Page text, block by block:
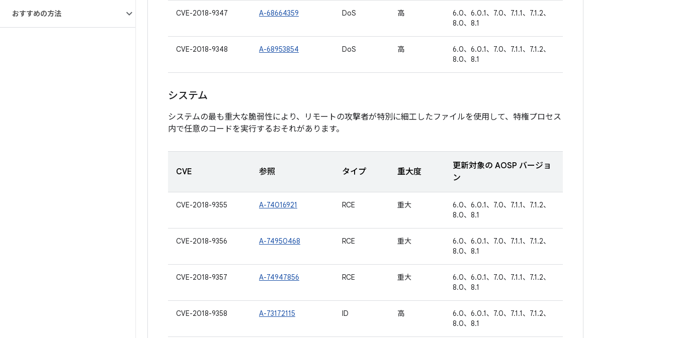
おすすめの方法 CVE-2018-9347 A-68664359 DoS 高
6.0、6.0.1、7.0、7.1.1、7.1.2、
8.0、8.1
CVE-2018-9348 A-68953854 DoS 高
6.0、6.0.1、7.0、7.1.1、7.1.2、
8.0、8.1
システム
システムの最も重大な脆弱性により、リモートの攻撃者が特別に細工したファイルを使用して、特権プロセス
内で任意のコードを実行するおそれがあります。
CVE 参照 タイプ 重大度
更新対象の AOSP バージョ
ン
CVE-2018-9355 A-74016921 RCE 重大
6.0、6.0.1、7.0、7.1.1、7.1.2、
8.0、8.1
CVE-2018-9356 A-74950468 RCE 重大
6.0、6.0.1、7.0、7.1.1、7.1.2、
8.0、8.1
CVE-2018-9357 A-74947856 RCE 重大
6.0、6.0.1、7.0、7.1.1、7.1.2、
8.0、8.1
CVE-2018-9358 A-73172115 ID 高
6.0、6.0.1、7.0、7.1.1、7.1.2、
8.0、8.1